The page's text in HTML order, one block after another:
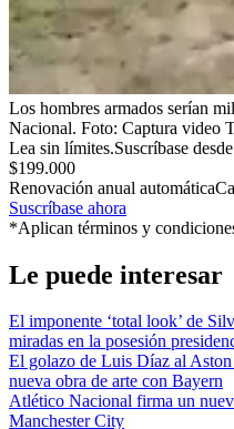
Los hombres armados serían
Nacional. Foto: Captura video
Lea sin límites.Suscríbase desde
$199.000
Renovación anual automática
Suscríbase ahora
*Aplican términos y
Le puede interesar
El imponente ‘total look’ de
miradas en la posesión
El golazo de Luis Díaz al
nueva obra de arte con Bayern
Atlético Nacional firma un
Manchester City